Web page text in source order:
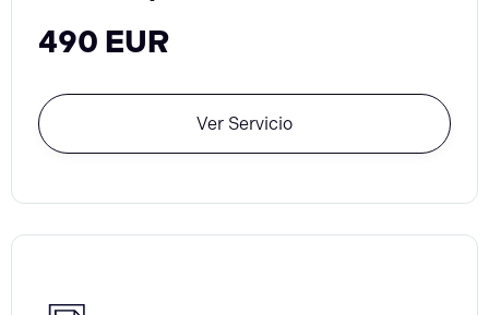
490 EUR
Ver Servicio